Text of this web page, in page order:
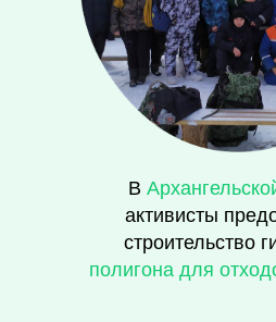
В
активисты
строительство
полигона для